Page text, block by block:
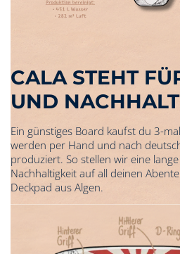
CALA STEHT
UND
Ein günstiges Board kaufst du 3-
werden per Hand und nach
produziert. So stellen wir eine
Nachhaltigkeit auf all deinen
Deckpad aus Algen.